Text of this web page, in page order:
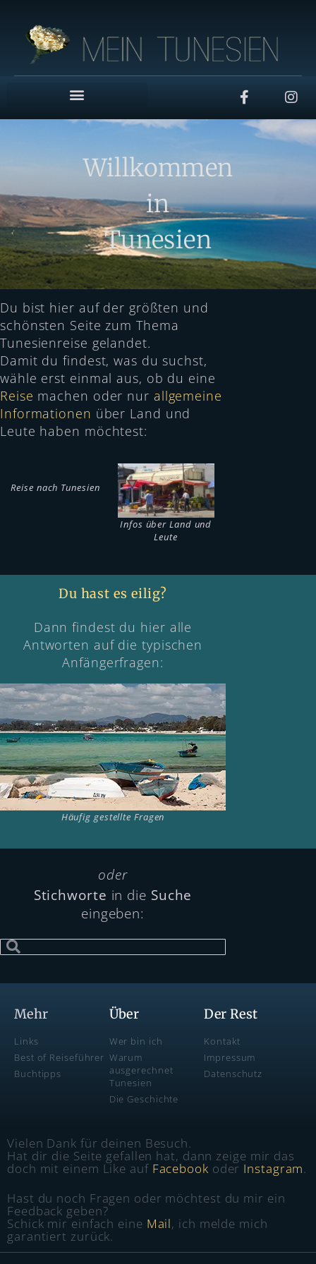
Willkommen
in
Tunesien
Du bist hier auf der größten und
schönsten Seite zum Thema
Tunesienreise gelandet.
Damit du findest, was du suchst,
wähle erst einmal aus, ob du eine
Reise machen oder nur allgemeine
Informationen über Land und
Leute haben möchtest:
Reise nach Tunesien
Infos über Land und
Leute
Du hast es eilig?
Dann findest du hier alle
Antworten auf die typischen
Anfängerfragen:
Häufig gestellte Fragen
oder
Stichworte in die Suche
eingeben:
Mehr
Links
Best of Reiseführer
Buchtipps
Über
Wer bin ich
Warum
ausgerechnet
Tunesien
Die Geschichte
Der Rest
Kontakt
Impressum
Datenschutz
Vielen Dank für deinen Besuch.
Hat dir die Seite gefallen hat, dann zeige mir das
doch mit einem Like auf Facebook oder Instagram.
Hast du noch Fragen oder möchtest du mir ein
Feedback geben?
Schick mir einfach eine Mail, ich melde mich
garantiert zurück.